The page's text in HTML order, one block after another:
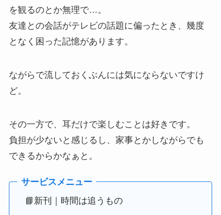
を観るのとか無理で…。
友達との会話がテレビの話題に偏ったとき、幾度
となく困った記憶があります。
ながらで流しておくぶんには気にならないですけ
ど。
その一方で、耳だけで楽しむことは好きです。
負担が少ないと感じるし、家事とかしながらでも
できるからかなぁと。
📘新刊｜時間は追うもの